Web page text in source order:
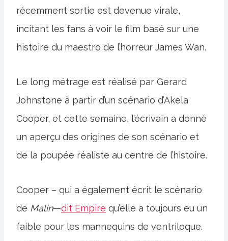
récemment sortie est devenue virale,
incitant les fans à voir le film basé sur une
histoire du maestro de l’horreur James Wan.
Le long métrage est réalisé par Gerard
Johnstone à partir d’un scénario d’Akela
Cooper, et cette semaine, l’écrivain a donné
un aperçu des origines de son scénario et
de la poupée réaliste au centre de l’histoire.
Cooper – qui a également écrit le scénario
de Malin—dit Empire qu’elle a toujours eu un
faible pour les mannequins de ventriloque.